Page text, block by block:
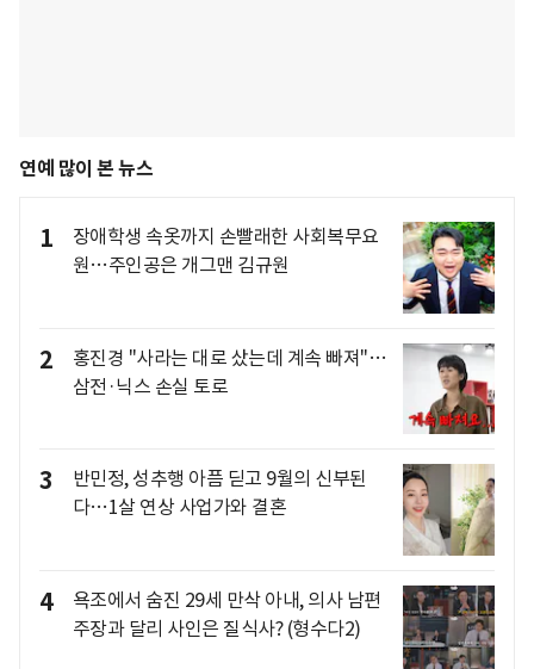
연예 많이 본 뉴스
1
장애학생 속옷까지 손빨래한 사회복무요
원…주인공은 개그맨 김규원
2
홍진경 "사라는 대로 샀는데 계속 빠져"…
삼전·닉스 손실 토로
3
반민정, 성추행 아픔 딛고 9월의 신부된
다…1살 연상 사업가와 결혼
4
욕조에서 숨진 29세 만삭 아내, 의사 남편
주장과 달리 사인은 질식사? (형수다2)